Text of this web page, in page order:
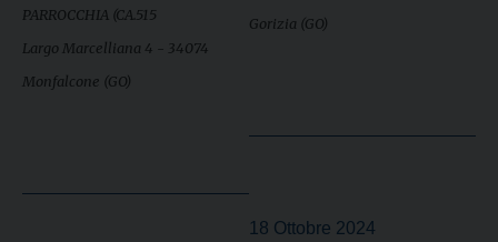
PARROCCHIA (CA.515
Largo Marcelliana 4 - 34074
Monfalcone (GO)
Gorizia (GO)
18 Ottobre 2024